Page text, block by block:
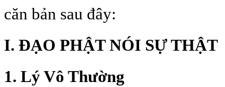
căn bản sau đây:
I. ĐẠO PHẬT NÓI SỰ THẬT
1. Lý Vô Thường